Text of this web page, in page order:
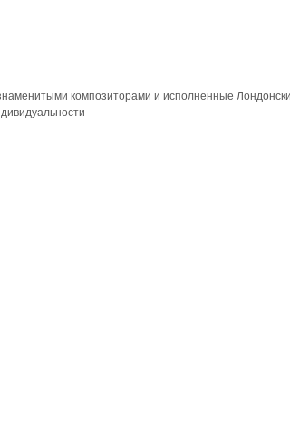
композиторами и исполненные